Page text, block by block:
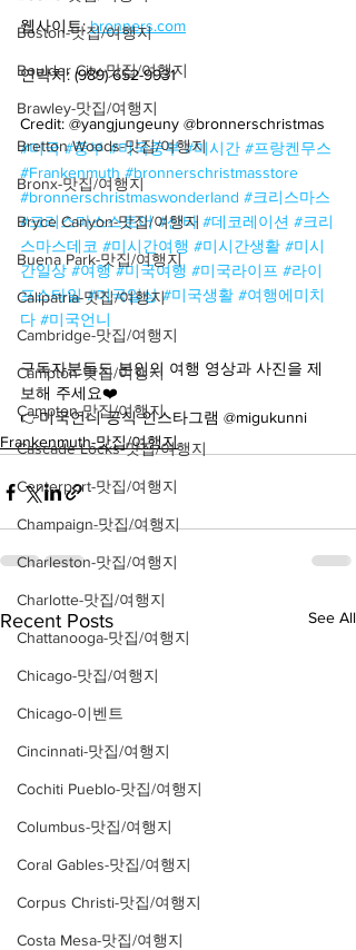
Boston-맛집/여행지
Boulder City-맛집/여행지
Brawley-맛집/여행지
Bretton Woods-맛집/여행지
Bronx-맛집/여행지
Bryce Canyon-맛집/여행지
Buena Park-맛집/여행지
Calipatria-맛집/여행지
Cambridge-맛집/여행지
Campton-맛집/여행지
Campton-맛집/여행지
Cascade Locks-맛집/여행지
Centerport-맛집/여행지
Champaign-맛집/여행지
Charleston-맛집/여행지
Charlotte-맛집/여행지
Chattanooga-맛집/여행지
Chicago-맛집/여행지
Chicago-이벤트
Cincinnati-맛집/여행지
Cochiti Pueblo-맛집/여행지
Columbus-맛집/여행지
Coral Gables-맛집/여행지
Corpus Christi-맛집/여행지
Costa Mesa-맛집/여행지
웹사이트: bronners.com
연락처: (989) 652-9931
Credit: @yangjungeuny @bronnerschristmas
#미국 #중부 #미국중부 #미시간 #프랑켄무스
#Frankenmuth #bronnerschristmasstore
#bronnerschristmaswonderland #크리스마스
#크리스마스스토어 #산타 #데코레이션 #크리
스마스데코 #미시간여행 #미시간생활 #미시
간일상 #여행 #미국여행 #미국라이프 #라이
프스타일 #미국일상 #미국생활 #여행에미치
다 #미국언니
구독자분들도 본인의 여행 영상과 사진을 제
보해 주세요❤️
👉미국언니 공식 인스타그램 @migukunni
Frankenmuth-맛집/여행지
Recent Posts See All